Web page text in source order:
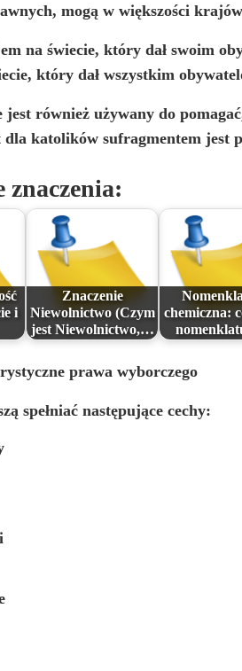
mogą w większości
na świecie, który dał swoim
który dał wszystkim
jest również używany do
katolików sufragmentem jest
znaczenia:
i
Znaczenie
Niewolnictwo (Czym
jest Niewolnictwo,…
chemiczna:
prawa wyborczego
spełniać następujące cechy: